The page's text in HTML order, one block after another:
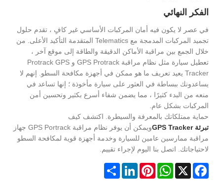
الفكر النهائي
في عصر لا يكون فيه أمان المركبات الأساسي غير كافٍ ، تقدم حلول
تجميد المركبات المدمجة مع Telematics المتقدمة التأكيد الأعلى. من
خلال الجمع بين مراقبة الأماكن الدقيقة والطاقة إلى موقع آخر ،
تعطيل سيارة مثل نظام مراقبة GPS Protrack و Protrack GPS
Tracker يعيد تعريف ما هو ممكن في أجهزة مكافحة السطو. إنهم لا
يساعدونك ببساطة في العثور على سيارة مأخوذة ؛ إنها تساعد في
منعه من البدء كثيرًا ، مما يضمن شفاء أسرع بكثير وتحسين أمن
المركبات بشكل عام.
حماية ممتلكاتك بالمعرفة والسيطرة. اكتشف كيف
تبرئة GPS Tracker
ويمكن أن يوفر نظام مراقبة GPS Portrack جهاز
مراقبة ممارسين عامين للسيارة وخدمة أجهزة قوية لمكافحة السطو
لاحتياجاتك. اتصل بنا اليوم لإجراء تقييم.
Facebook
X
WhatsApp
Pinterest
LinkedIn
Share